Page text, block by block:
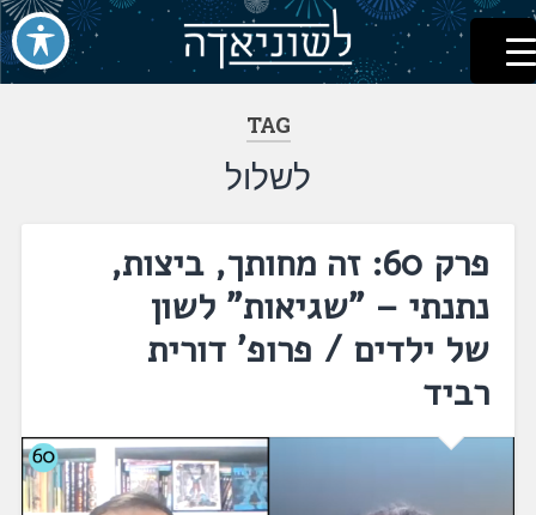
דלג
לתוכן
לשוניאדה
עברית. לשון. שפה
TAG
לשלול
פרק 60: זה מחותך, ביצות,
נתנתי – "שגיאות" לשון
של ילדים / פרופ' דורית
רביד